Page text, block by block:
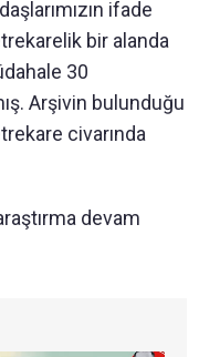
ifade
bir alanda
30
Arşivin bulunduğu
civarında
devam